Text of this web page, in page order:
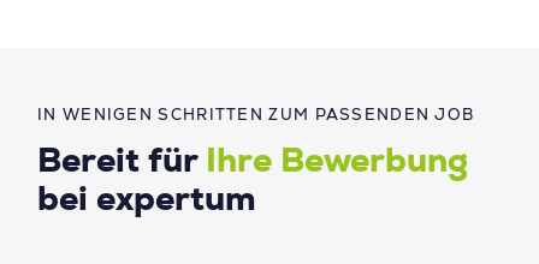
IN WENIGEN SCHRITTEN ZUM PASSENDEN JOB
Bereit für
Ihre Bewerbung
bei expertum